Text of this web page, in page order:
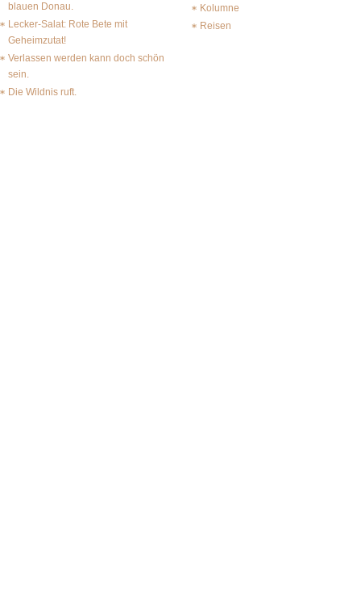
blauen Donau.
Lecker-Salat: Rote Bete mit
Geheimzutat!
Verlassen werden kann doch schön
sein.
Die Wildnis ruft.
Kolumne
Reisen